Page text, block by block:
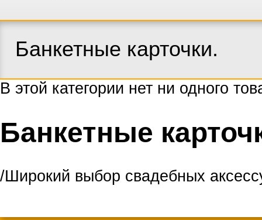
Банкетные карточки.
В этой категории нет ни одного
Банкетные
/Широкий выбор свадебных